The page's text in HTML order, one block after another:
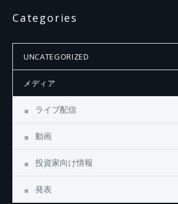
Categories
UNCATEGORIZED
メディア
ライブ配信
動画
投資家向け情報
発表